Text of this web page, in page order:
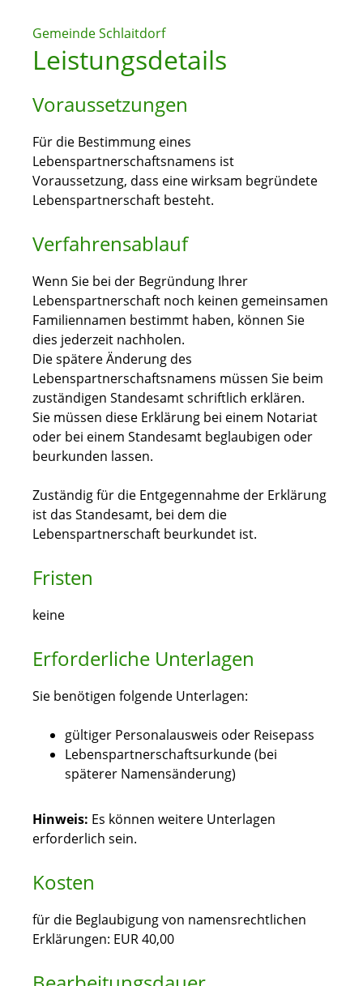
Gemeinde Schlaitdorf
Leistungsdetails
Voraussetzungen
Für die Bestimmung eines
Lebenspartnerschaftsnamens ist
Voraussetzung, dass eine wirksam begründete
Lebenspartnerschaft besteht.
Verfahrensablauf
Wenn Sie bei der Begründung Ihrer
Lebenspartnerschaft noch keinen gemeinsamen
Familiennamen bestimmt haben, können Sie
dies jederzeit nachholen.
Die spätere Änderung des
Lebenspartnerschaftsnamens müssen Sie beim
zuständigen Standesamt schriftlich erklären.
Sie müssen diese Erklärung bei einem Notariat
oder bei einem Standesamt beglaubigen oder
beurkunden lassen.
Zuständig für die Entgegennahme der Erklärung
ist das Standesamt, bei dem die
Lebenspartnerschaft beurkundet ist.
Fristen
keine
Erforderliche Unterlagen
Sie benötigen folgende Unterlagen:
gültiger Personalausweis oder Reisepass
Lebenspartnerschaftsurkunde (bei
späterer Namensänderung)
Hinweis: Es können weitere Unterlagen
erforderlich sein.
Kosten
für die Beglaubigung von namensrechtlichen
Erklärungen: EUR 40,00